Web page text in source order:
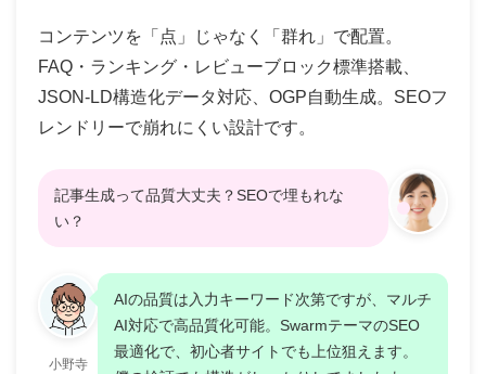
コンテンツを「点」じゃなく「群れ」で配置。
FAQ・ランキング・レビューブロック標準搭載、
JSON-LD構造化データ対応、OGP自動生成。SEOフ
レンドリーで崩れにくい設計です。
記事生成って品質大丈夫？SEOで埋もれな
い？
小野寺
AIの品質は入力キーワード次第ですが、マルチ
AI対応で高品質化可能。SwarmテーマのSEO
最適化で、初心者サイトでも上位狙えます。